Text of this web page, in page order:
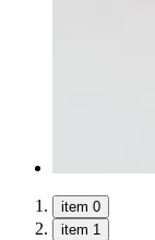
item 0
item 1